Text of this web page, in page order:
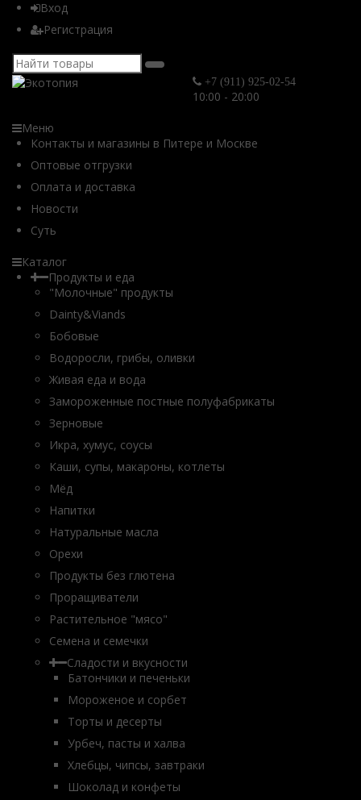
Вход
Регистрация
+7 (911) 925-02-54
10:00 - 20:00
Меню
Контакты и магазины в Питере и Москве
Оптовые отгрузки
Оплата и доставка
Новости
Суть
Каталог
Продукты и еда
"Молочные" продукты
Dainty&Viands
Бобовые
Водоросли, грибы, оливки
Живая еда и вода
Замороженные постные полуфабрикаты
Зерновые
Икра, хумус, соусы
Каши, супы, макароны, котлеты
Мёд
Напитки
Натуральные масла
Орехи
Продукты без глютена
Проращиватели
Растительное "мясо"
Семена и семечки
Сладости и вкусности
Батончики и печеньки
Мороженое и сорбет
Торты и десерты
Урбеч, пасты и халва
Хлебцы, чипсы, завтраки
Шоколад и конфеты